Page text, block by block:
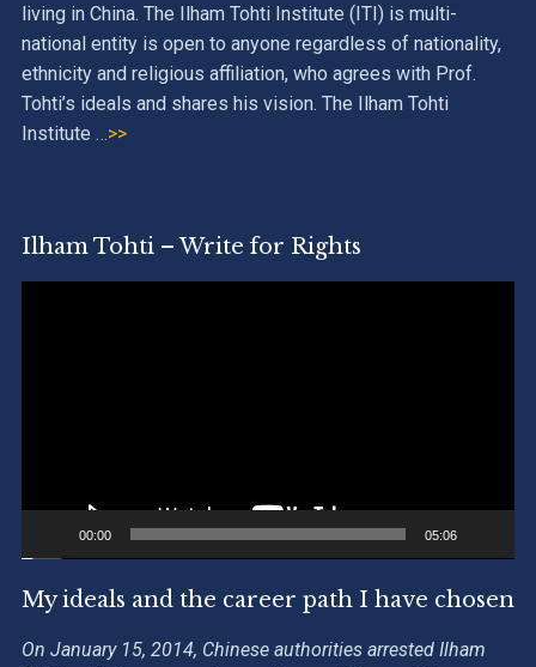
living in China. The Ilham Tohti Institute (ITI) is multi-
national entity is open to anyone regardless of nationality,
ethnicity and religious affiliation, who agrees with Prof.
Tohti’s ideals and shares his vision. The Ilham Tohti
Institute …>>
Ilham Tohti – Write for Rights
00:00 05:06
My ideals and the career path I have chosen
On January 15, 2014, Chinese authorities arrested Ilham